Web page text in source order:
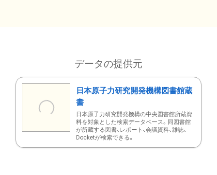
データの提供元
日本原子力研究開発機構図書館蔵
書
日本原子力研究開発機構の中央図書館所蔵資
料を対象とした検索データベース。同図書館
が所蔵する図書、レポート、会議資料、雑誌、
Docketが検索できる。